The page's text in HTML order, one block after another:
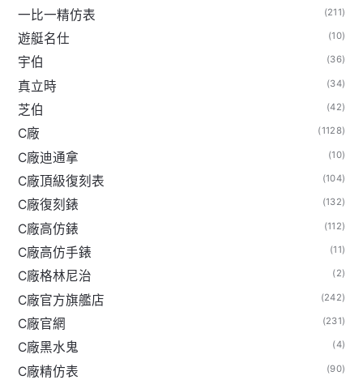
一比一精仿表 (211)
遊艇名仕 (10)
宇伯 (36)
真立時 (34)
芝伯 (42)
C廠 (1128)
C廠迪通拿 (10)
C廠頂級復刻表 (104)
C廠復刻錶 (132)
C廠高仿錶 (112)
C廠高仿手錶 (11)
C廠格林尼治 (2)
C廠官方旗艦店 (242)
C廠官網 (231)
C廠黑水鬼 (4)
C廠精仿表 (90)